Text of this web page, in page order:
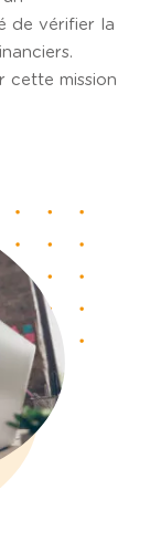
de vérifier la
cette mission